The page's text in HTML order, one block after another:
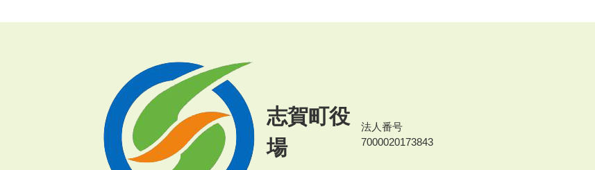
志賀町役
場
法人番号
7000020173843